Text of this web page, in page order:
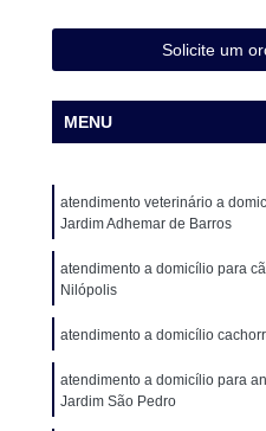
Cirurgia Ortopédica para
Cirurgia para Animais de
Porte
Cirurgia de Catarata em
Cirurgia de Patela em
de Patela Cães
Cachorro São Paulo
Veterinária com Atendimento a
Solicite um
MENU
atendimento veterinário a
Jardim Adhemar de Barros
atendimento a domicílio para
Nilópolis
atendimento a domicílio
atendimento a domicílio para
Jardim São Pedro